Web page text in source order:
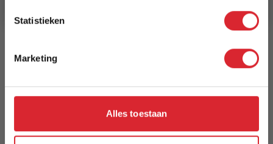
Statistieken
Marketing
Alles toestaan
U plaatst een review over:Kick draaistoel Noel - Champagne